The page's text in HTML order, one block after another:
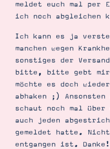
Angebote
Demonstrator werden
Blog
Gutscheine
Produkte erklärt
Über mich
Über Stampin’ Up!
meldet euch mal per
ich noch abgleichen
Ich kann es ja
manchen wegen
sonstiges der
bitte, bitte gebt mir
möchte es doch
abhaken ;)
schaut noch mal
auch jeden
gemeldet hatte.
entgangen ist. Danke!